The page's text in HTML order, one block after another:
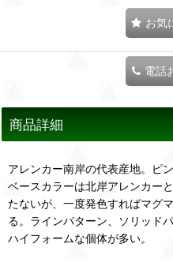
お気
電話
商品詳細
アレンカー南岸の代表産地。ピ
ベースカラーは北岸アレンカー
たないが、一度発色すればマグ
る。ラインパターン、ソリッド
ハイフォームな個体が多い。